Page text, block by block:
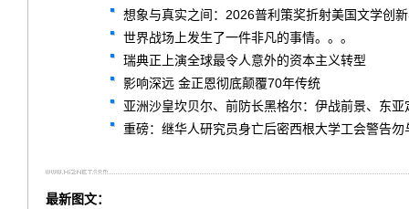
想象与真实之间：2026普利策奖折射美国文学创
世界战场上发生了一件非凡的事情。。。
瑞典正上演全球最令人意外的资本主义转型
影响深远 金正恩彻底颠覆70年传统
亚洲沙皇坎贝尔、前防长黑格尔：伊战前景、东亚
重磅：继华人研究员身亡后密西根大学工会警告勿
最新图文：